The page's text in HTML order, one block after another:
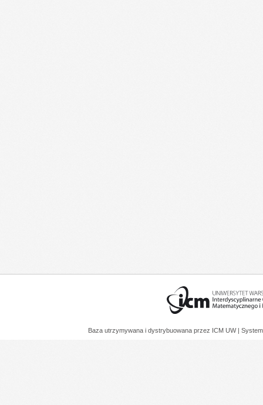
Baza utrzymywana i dystrybuowana przez ICM UW |